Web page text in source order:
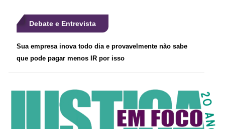
Debate e Entrevista
Sua empresa inova todo dia e provavelmente não sabe
que pode pagar menos IR por isso